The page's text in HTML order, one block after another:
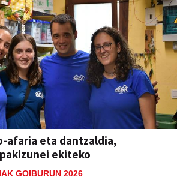
afaria eta dantzaldia,
ekiteko
GOIBURUN 2026